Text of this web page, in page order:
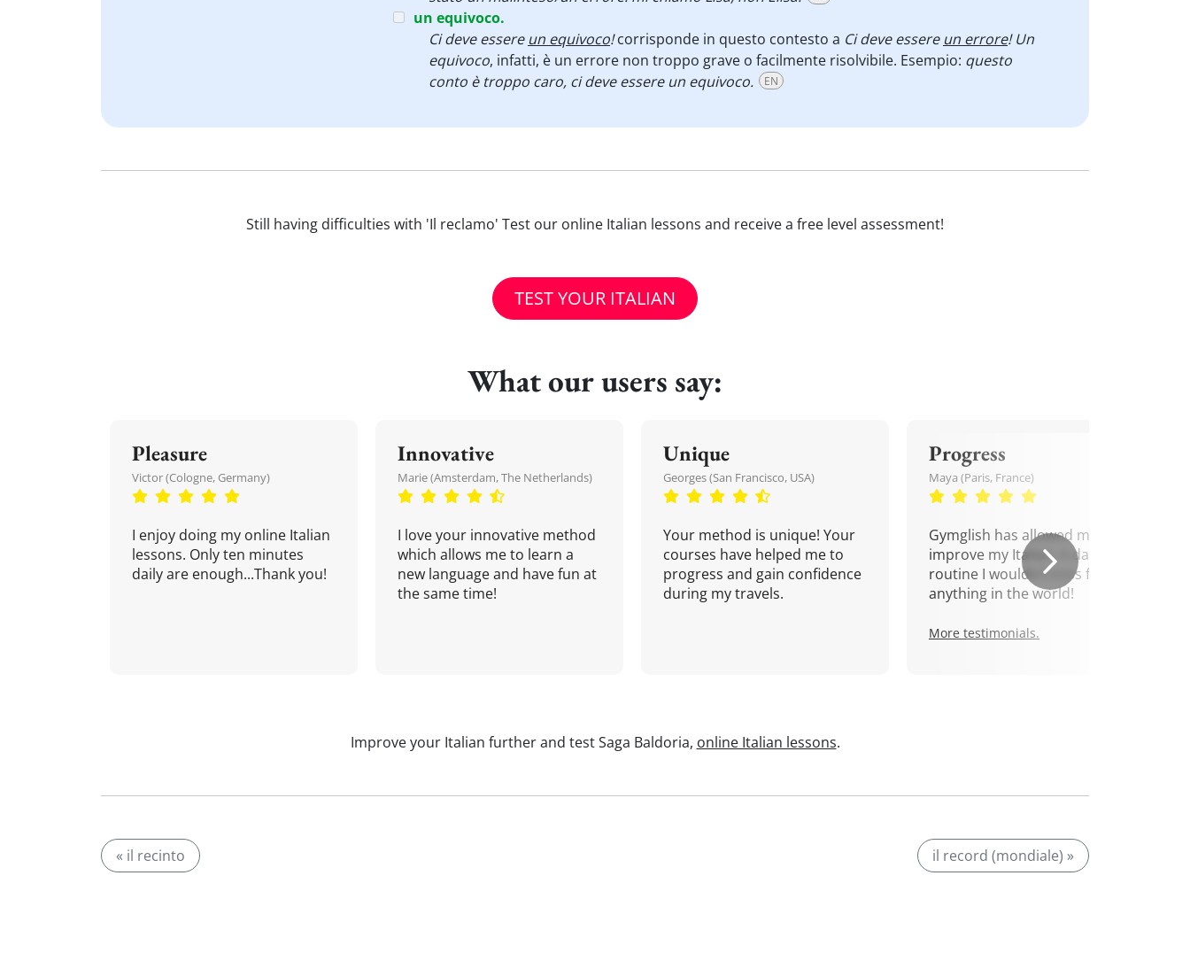
un equivoco.
Ci deve essere un equivoco!corrisponde in questo contesto a Ci deve essere un errore! Un
equivoco, infatti, è un errore non troppo grave o facilmente risolvibile. Esempio: questo
conto è troppo caro, ci deve essere un equivoco.
EN
Still having difficulties with 'Il reclamo' Test our online Italian lessons and receive a free level assessment!
TEST YOUR ITALIAN
What our users say:
Pleasure
Victor (Cologne, Germany)
I enjoy doing my online Italian
lessons. Only ten minutes
daily are enough...Thank you!
Innovative
Marie (Amsterdam, The Netherlands)
I love your innovative method
which allows me to learn a
new language and have fun at
the same time!
Unique
Georges (San Francisco, USA)
Your method is unique! Your
courses have helped me to
progress and gain confidence
during my travels.
Progress
Maya (Paris, France)
Gymglish has allowed me to
improve my Italian. A daily
routine I wouldn't miss for
anything in the world!
More testimonials.
Improve your Italian further and test Saga Baldoria, online Italian lessons.
« il recinto il record (mondiale) »